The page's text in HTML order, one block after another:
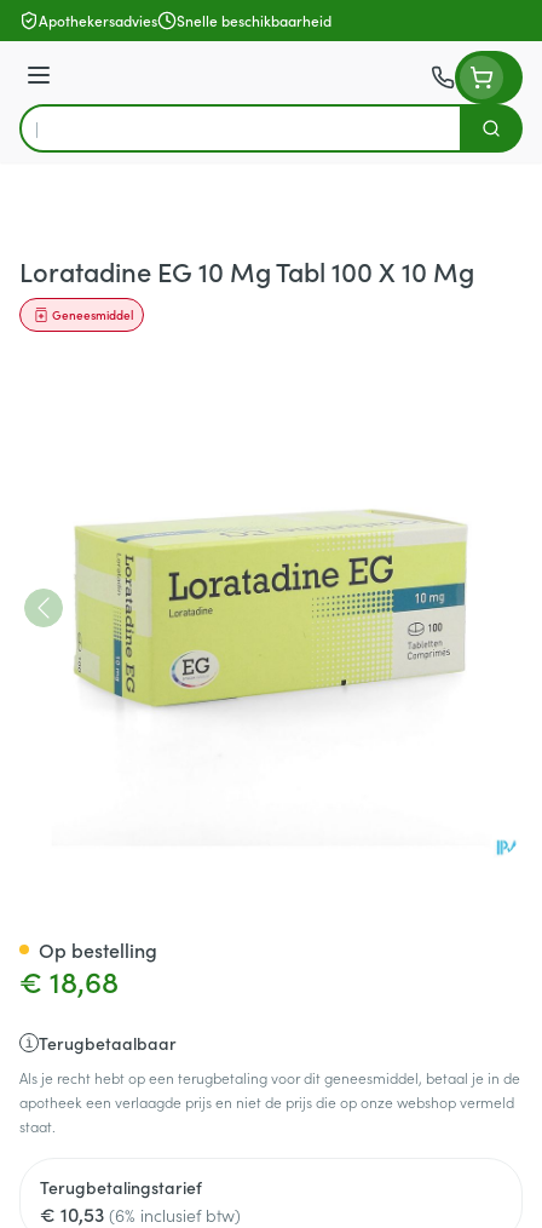
Ga naar de inhoud
Apothekersadvies Snelle beschikbaarheid
Menu
Product, merk, categorie...
Zoek
Loratadine EG 10 Mg Tabl 100 X 10 Mg
Geneesmiddel
€ 18,68
Terugbetaalbaar
Als je recht hebt op een terugbetaling voor dit geneesmiddel, betaal je in de
apotheek een verlaagde prijs en niet de prijs die op onze webshop vermeld
staat.
Terugbetalingstarief
€ 10,53 (6% inclusief btw)
Op bestelling